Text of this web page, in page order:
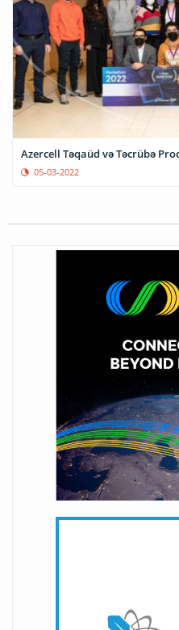
Azercell Təqaüd və Təcrübə
05-03-2022